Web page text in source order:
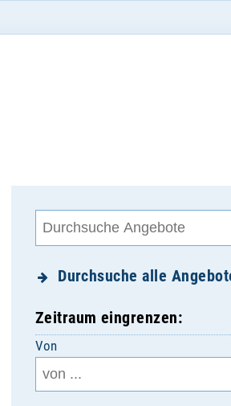
Durchsuche alle
Zeitraum eingrenzen:
Von